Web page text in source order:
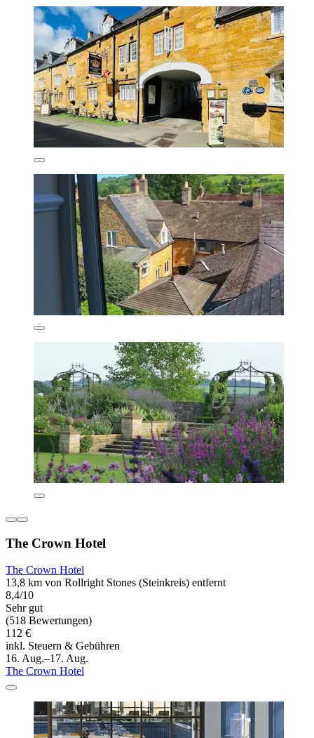
The Crown Hotel
The Crown Hotel
13,8 km von Rollright Stones (Steinkreis) entfernt
8,4/10
Sehr gut
(518 Bewertungen)
112 €
inkl. Steuern & Gebühren
16. Aug.–17. Aug.
The Crown Hotel